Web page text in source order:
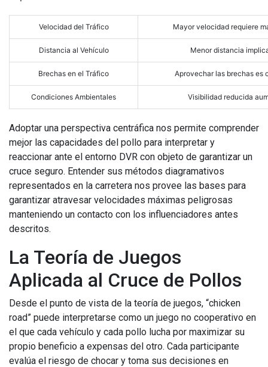
Velocidad del Tráfico Mayor velocidad requiere
Distancia al Vehículo Menor distancia
Brechas en el Tráfico Aprovechar las brechas es
Condiciones Ambientales Visibilidad reducida
Adoptar una perspectiva centráfica nos permite comprender
mejor las capacidades del pollo para interpretar y
reaccionar ante el entorno DVR con objeto de garantizar un
cruce seguro. Entender sus métodos diagramativos
representados en la carretera nos provee las bases para
garantizar atravesar velocidades máximas peligrosas
manteniendo un contacto con los influenciadores antes
descritos.
La Teoría de Juegos
Aplicada al Cruce de Pollos
Desde el punto de vista de la teoría de juegos, “chicken
road” puede interpretarse como un juego no cooperativo en
el que cada vehículo y cada pollo lucha por maximizar su
propio beneficio a expensas del otro. Cada participante
evalúa el riesgo de chocar y toma sus decisiones en